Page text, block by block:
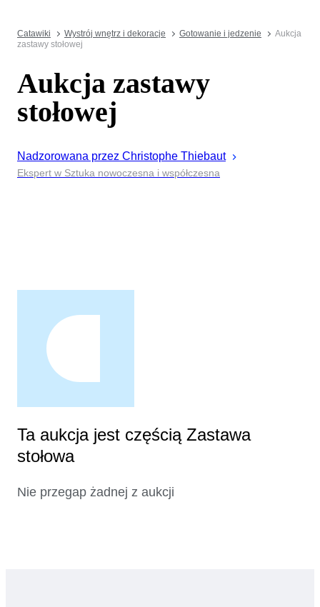
Catawiki Wystrój wnętrz i dekoracje Gotowanie i jedzenie
Aukcja
zastawy stołowej
Aukcja zastawy
stołowej
Nadzorowana przez Christophe Thiebaut
Ekspert w Sztuka nowoczesna i współczesna
Ta aukcja jest częścią Zastawa
stołowa
Nie przegap żadnej z aukcji